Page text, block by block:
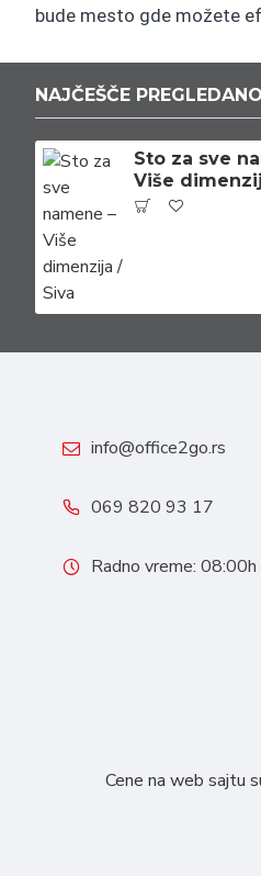
bude mesto gde možete
NAJČEŠČE PREGLEDANO
Sto za sve
Više
info@office2go.rs
069 820 93 17
Radno vreme:
Cene na web sajtu